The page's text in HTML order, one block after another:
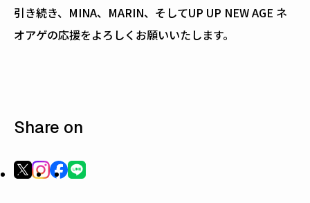
引き続き、MINA、MARIN、そしてUP UP NEW AGE ネ
オアゲの応援をよろしくお願いいたします。
Share on